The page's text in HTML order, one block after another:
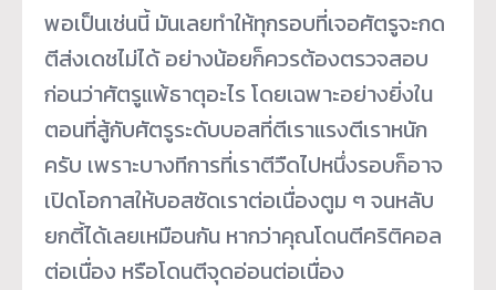
พอเป็นเช่นนี้ มันเลยทำให้ทุกรอบที่เจอศัตรูจะกด
ตีส่งเดชไม่ได้ อย่างน้อยก็ควรต้องตรวจสอบ
ก่อนว่าศัตรูแพ้ธาตุอะไร โดยเฉพาะอย่างยิ่งใน
ตอนที่สู้กับศัตรูระดับบอสที่ตีเราแรงตีเราหนัก
ครับ เพราะบางทีการที่เราตีวืดไปหนึ่งรอบก็อาจ
เปิดโอกาสให้บอสซัดเราต่อเนื่องตูม ๆ จนหลับ
ยกตี้ได้เลยเหมือนกัน หากว่าคุณโดนตีคริติคอล
ต่อเนื่อง หรือโดนตีจุดอ่อนต่อเนื่อง